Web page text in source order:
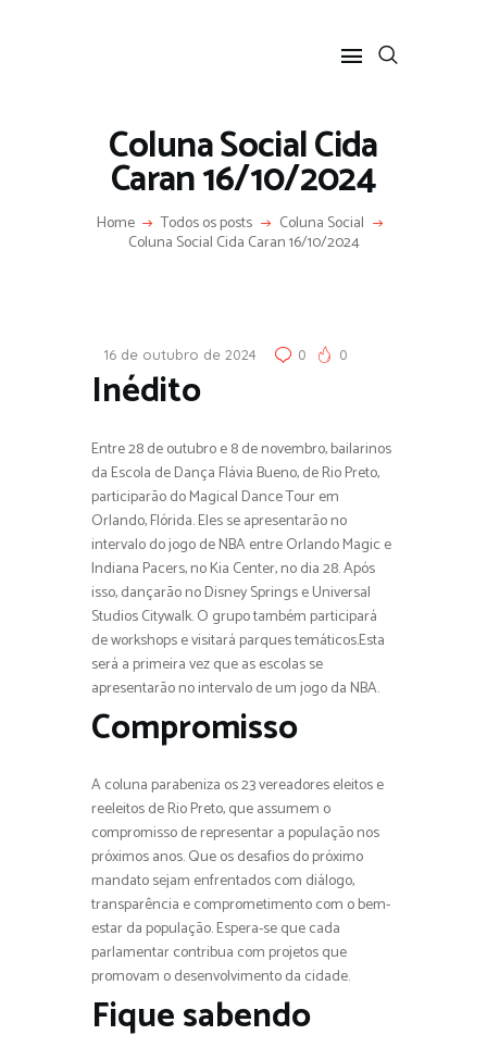
Coluna Social Cida
Caran 16/10/2024
Home Todos os posts Coluna Social
Coluna Social Cida Caran 16/10/2024
HOME
SOBRE
16 de outubro de 2024 0 0
Inédito
Entre 28 de outubro e 8 de novembro, bailarinos
da Escola de Dança Flávia Bueno, de Rio Preto,
participarão do Magical Dance Tour em
Orlando, Flórida. Eles se apresentarão no
intervalo do jogo de NBA entre Orlando Magic e
Indiana Pacers, no Kia Center, no dia 28. Após
isso, dançarão no Disney Springs e Universal
Studios Citywalk. O grupo também participará
de workshops e visitará parques temáticos.Esta
será a primeira vez que as escolas se
apresentarão no intervalo de um jogo da NBA.
Compromisso
A coluna parabeniza os 23 vereadores eleitos e
reeleitos de Rio Preto, que assumem o
compromisso de representar a população nos
próximos anos. Que os desafios do próximo
mandato sejam enfrentados com diálogo,
transparência e comprometimento com o bem-
estar da população. Espera-se que cada
parlamentar contribua com projetos que
promovam o desenvolvimento da cidade.
Fique sabendo